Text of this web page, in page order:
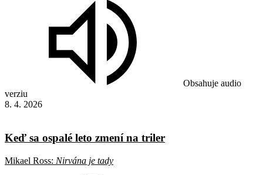
Obsahuje audio
verziu
8. 4. 2026
Keď sa ospalé leto zmení na triler
Mikael Ross: Nirvána je tady